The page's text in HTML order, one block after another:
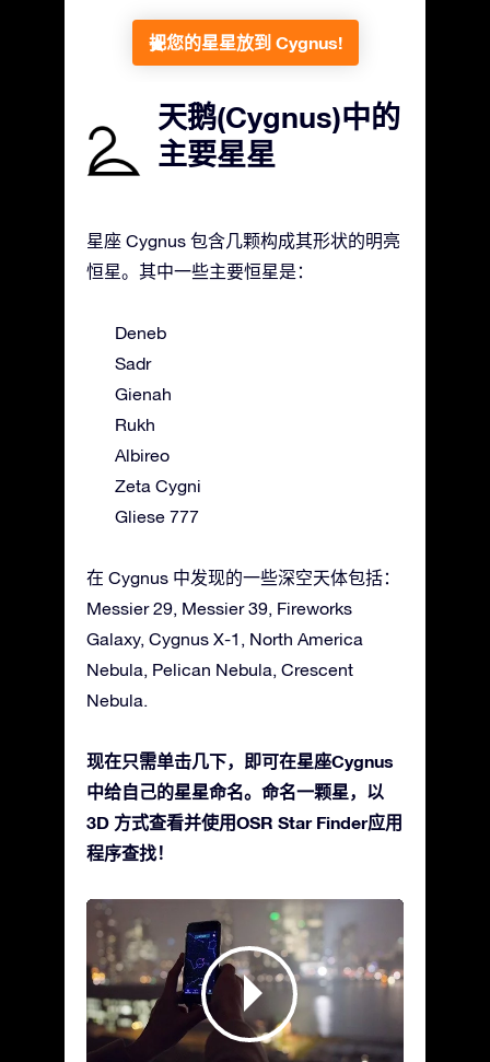
把您的星星放到 Cygnus!
天鹅(Cygnus)中的
主要星星
星座 Cygnus 包含几颗构成其形状的明亮
恒星。其中一些主要恒星是：
Deneb
Sadr
Gienah
Rukh
Albireo
Zeta Cygni
Gliese 777
在 Cygnus 中发现的一些深空天体包括：
Messier 29, Messier 39, Fireworks
Galaxy, Cygnus X-1, North America
Nebula, Pelican Nebula, Crescent
Nebula.
现在只需单击几下，即可在星座Cygnus
中给自己的星星命名。命名一颗星，以
3D 方式查看并使用OSR Star Finder应用
程序查找！